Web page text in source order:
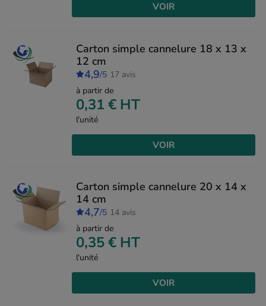
VOIR
Carton simple cannelure 18 x 13 x
12 cm
4,9/5 17 avis
à partir de
0,31 € HT
l'unité
VOIR
Carton simple cannelure 20 x 14 x
14 cm
4,7/5 14 avis
à partir de
0,35 € HT
l'unité
VOIR